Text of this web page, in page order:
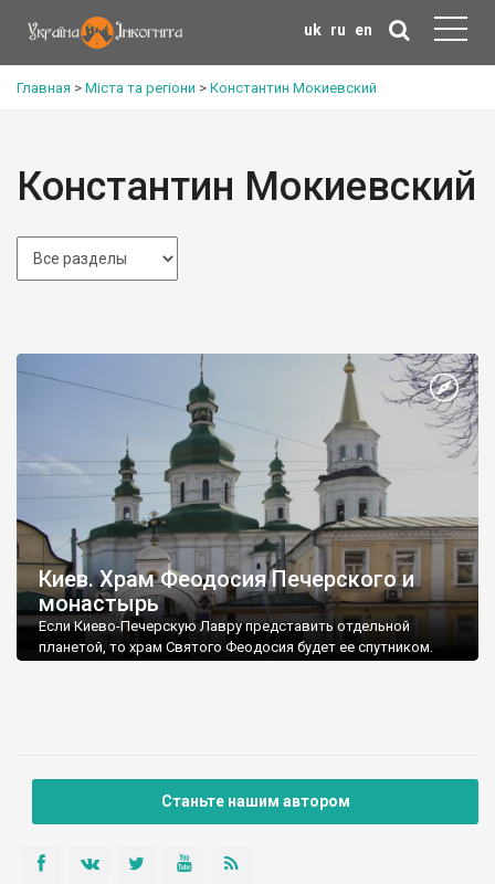
uk ru en
Главная > Міста та регіони > Константин Мокиевский
Константин Мокиевский
Киев. Храм Феодосия Печерского и
монастырь
Если Киево-Печерскую Лавру представить отдельной
планетой, то храм Святого Феодосия будет ее спутником.
Станьте нашим автором